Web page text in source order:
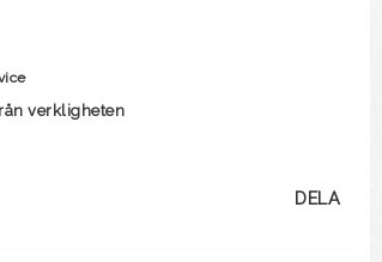
verkligheten
DELA